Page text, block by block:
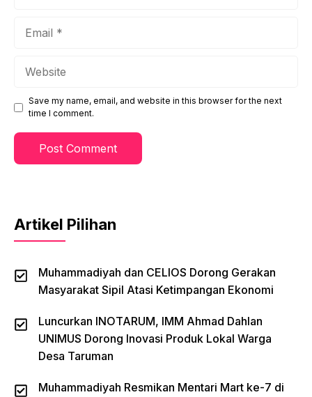
Save my name, email, and website in this browser for the next
time I comment.
Artikel Pilihan
Muhammadiyah dan CELIOS Dorong Gerakan
Masyarakat Sipil Atasi Ketimpangan Ekonomi
Luncurkan INOTARUM, IMM Ahmad Dahlan
UNIMUS Dorong Inovasi Produk Lokal Warga
Desa Taruman
Muhammadiyah Resmikan Mentari Mart ke-7 di